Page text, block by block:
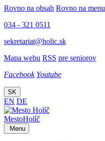
Rovno na obsah Rovno na menu
034 - 321 0511
sekretariat@holic.sk
Mapa webu RSS pre seniorov
Facebook Youtube
SK
EN DE
MestoHolíč
Menu